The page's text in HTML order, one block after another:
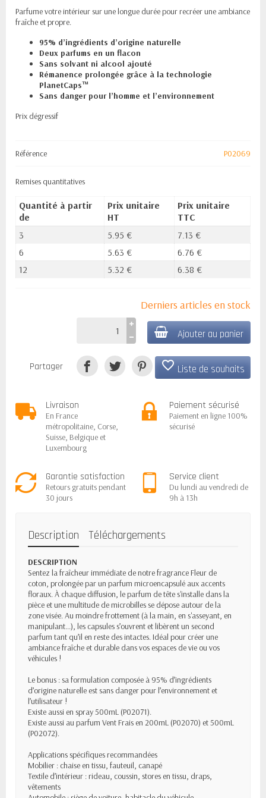
Parfume votre intérieur sur une longue durée pour recréer une ambiance
fraîche et propre.
95% d’ingrédients d’origine naturelle
Deux parfums en un flacon
Sans solvant ni alcool ajouté
Rémanence prolongée grâce à la technologie
PlanetCaps™
Sans danger pour l’homme et l’environnement
Prix dégressif
Référence P02069
Remises quantitatives
Quantité à partir
de
Prix unitaire
HT
Prix unitaire
TTC
3
5.95 €
7.13 €
6
5.63 €
6.76 €
12
5.32 € 6.38 €
Derniers articles en stock
Ajouter au panier
favorite_border Liste de souhaits
Partager
Livraison
En France
métropolitaine, Corse,
Suisse, Belgique et
Luxembourg
Paiement sécurisé
Paiement en ligne 100%
sécurisé
Garantie satisfaction
Retours gratuits pendant
30 jours
Service client
Du lundi au vendredi de
9h à 13h
Description Téléchargements
DESCRIPTION
Sentez la fraîcheur immédiate de notre fragrance Fleur de
coton, prolongée par un parfum microencapsulé aux accents
floraux. À chaque diffusion, le parfum de tête s'installe dans la
pièce et une multitude de microbilles se dépose autour de la
zone visée. Au moindre frottement (à la main, en s'asseyant, en
manipulant...), les capsules s’ouvrent et libèrent un second
parfum tant qu’il en reste des intactes. Idéal pour créer une
ambiance fraîche et durable dans vos espaces de vie ou vos
véhicules !
Le bonus : sa formulation composée à 95% d’ingrédients
d’origine naturelle est sans danger pour l’environnement et
l’utilisateur !
Existe aussi en spray 500mL (P02071).
Existe aussi au parfum Vent Frais en 200mL (P02070) et 500mL
(P02072).
Applications spécifiques recommandées
Mobilier : chaise en tissu, fauteuil, canapé
Textile d’intérieur : rideau, coussin, stores en tissu, draps,
vêtements